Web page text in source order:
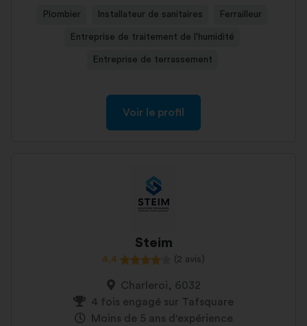
Plombier Installateur de sanitaires Ferrailleur
Entreprise de traitement de l'humidité
Entreprise de terrassement
Voir le profil
Steim
4,4 (2 avis)
Charleroi, 6032
4 fois engagé sur Tafsquare
Moins de 5 ans d'expérience